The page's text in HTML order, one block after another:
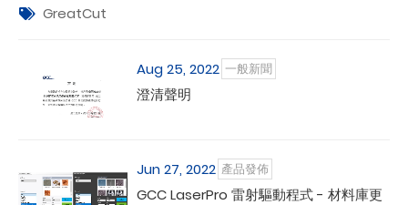
GreatCut
Aug 25, 2022 一般新聞
澄清聲明
Jun 27, 2022 產品發佈
GCC LaserPro 雷射驅動程式 - 材料庫更